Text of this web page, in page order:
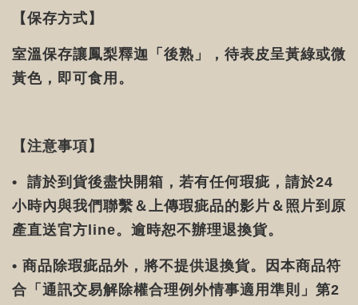
【保存方式】
室溫保存讓鳳梨釋迦「後熟」，待表皮呈黃綠或微
黃色，即可食用。
【注意事項】
• 請於到貨後盡快開箱，若有任何瑕疵，請於24
小時內與我們聯繫＆上傳瑕疵品的影片＆照片到原
產直送官方line。逾時恕不辦理退換貨。
• 商品除瑕疵品外，將不提供退換貨。因本商品符
合「通訊交易解除權合理例外情事適用準則」第2